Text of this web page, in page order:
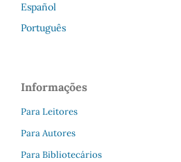
Español
Português
Informações
Para Leitores
Para Autores
Para Bibliotecários